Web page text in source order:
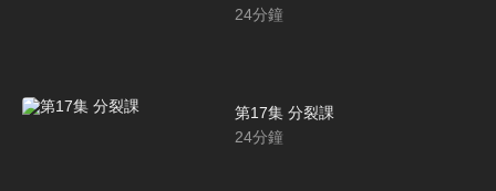
24分鐘
第17集 分裂課
24分鐘